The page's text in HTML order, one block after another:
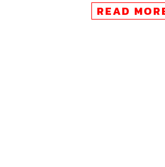
พฤศจิกายน 2568 – 11 มกราคม
สโตร์ ทุกสาขา เอ็มโพเรียม พารากอ
READ